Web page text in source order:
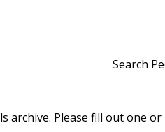
Search
archive. Please fill out one